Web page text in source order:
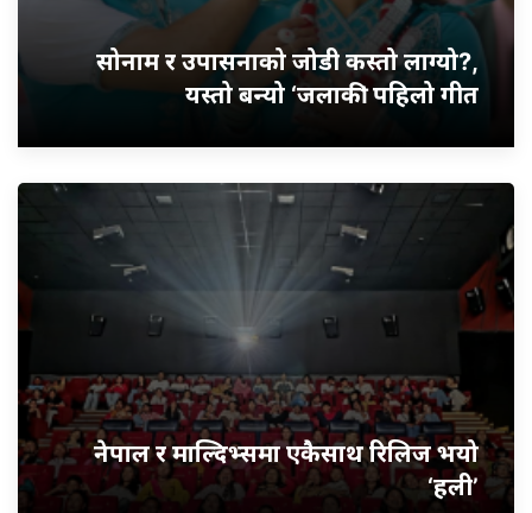
सोनाम र उपासनाको जोडी कस्तो लाग्यो?,
यस्तो बन्यो ‘जलाकी’ पहिलो गीत
नेपाल र माल्दिभ्समा एकैसाथ रिलिज भयो
‘हली’